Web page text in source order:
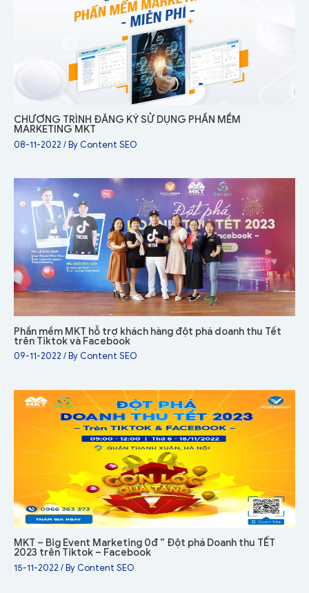
CHƯƠNG TRÌNH ĐĂNG KÝ SỬ DỤNG PHẦN MỀM
MARKETING MKT
08-11-2022 / By Content SEO
Phần mềm MKT hỗ trợ khách hàng đột phá doanh thu Tết
trên Tiktok và Facebook
09-11-2022 / By Content SEO
MKT – Big Event Marketing 0đ ” Đột phá Doanh thu TẾT
2023 trên Tiktok – Facebook
15-11-2022 / By Content SEO